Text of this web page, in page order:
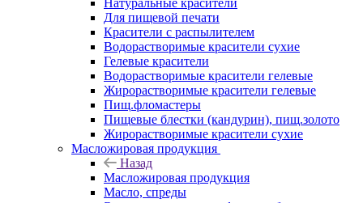
Натуральные красители
Для пищевой печати
Красители с распылителем
Водорастворимые красители сухие
Гелевые красители
Водорастворимые красители гелевые
Жирорастворимые красители гелевые
Пищ.фломастеры
Пищевые блестки (кандурин), пищ.золото
Жирорастворимые красители сухие
Масложировая продукция
Назад
Масложировая продукция
Масло, спреды